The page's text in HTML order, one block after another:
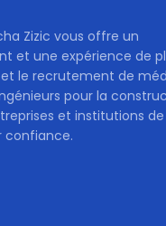
Zizic vous offre un
et une expérience de
le recrutement de
pour la
et institutions
confiance.